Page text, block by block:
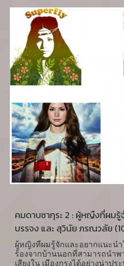
ของเธอแม้แต่ในห้วงเวลาที่เข
กับเธอ นั้น ส่วนสำคัญน่าจะมา
เธอรู้จักศิลปินหญิงผู้หนึ่ง นั่นคือ
1970) ที่มีชีวิต โด่งดัง และตาย
เสียอีก
คมดาบซากุระ 2 : ผู้หญืงที่ผมรู้
บรรจง และ สุวินัย ภรณวลัย
ผู้หญิงที่ผมรู้จักและอยากแนะนำ
ร้องจากบ้านนอกที่สามารถนำพ
เสียงใน เมืองกรุงได้อย่างน่าปร